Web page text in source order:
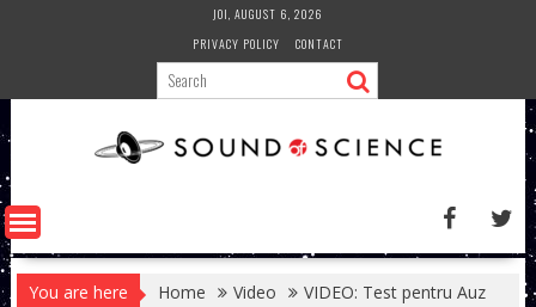
JOI, AUGUST 6, 2026
PRIVACY POLICY
CONTACT
You are here Home Video VIDEO: Test pentru Auz